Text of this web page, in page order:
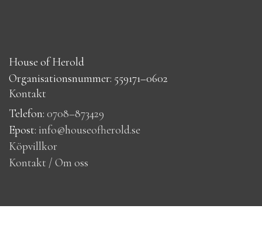
House of Herold
Organisationsnummer: 559171–0602
Kontakt
Telefon: 0708–873429
Epost: info@houseofherold.se
Köpvillkor
Kontakt / Om oss